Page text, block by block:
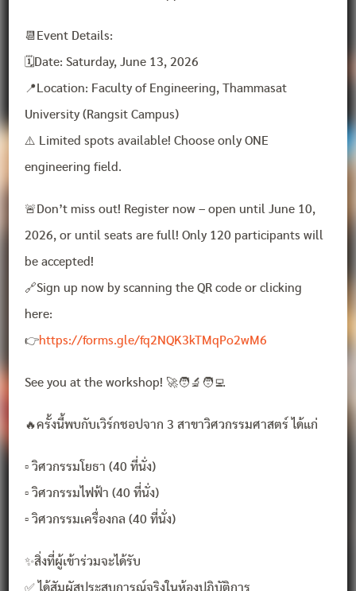
📆Event Details:
🗓️Date: Saturday, June 13, 2026
📍Location: Faculty of Engineering, Thammasat
University (Rangsit Campus)
⚠️ Limited spots available! Choose only ONE
engineering field.
🚨Don’t miss out! Register now – open until June 10,
2026, or until seats are full! Only 120 participants will
be accepted!
🔗Sign up now by scanning the QR code or clicking
here:
👉https://forms.gle/fq2NQK3kTMqPo2wM6
See you at the workshop! 🚀🧑‍🔬🧑‍💻
🔥ครั้งนี้พบกับเวิร์กชอปจาก 3 สาขาวิศวกรรมศาสตร์ ได้แก่
▫️ วิศวกรรมโยธา (40 ที่นั่ง)
▫️ วิศวกรรมไฟฟ้า (40 ที่นั่ง)
▫️ วิศวกรรมเครื่องกล (40 ที่นั่ง)
✨สิ่งที่ผู้เข้าร่วมจะได้รับ
✅ ได้สัมผัสประสบการณ์จริงในห้องปฏิบัติการ